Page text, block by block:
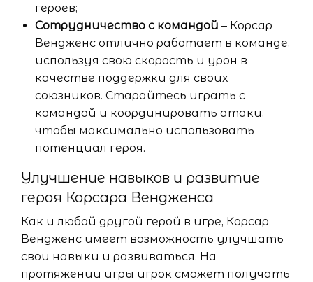
героев;
Сотрудничество с командой – Корсар
Вендженс отлично работает в команде,
используя свою скорость и урон в
качестве поддержки для своих
союзников. Старайтесь играть с
командой и координировать атаки,
чтобы максимально использовать
потенциал героя.
Улучшение навыков и развитие
героя Корсара Вендженса
Как и любой другой герой в игре, Корсар
Вендженс имеет возможность улучшать
свои навыки и развиваться. На
протяжении игры игрок сможет получать